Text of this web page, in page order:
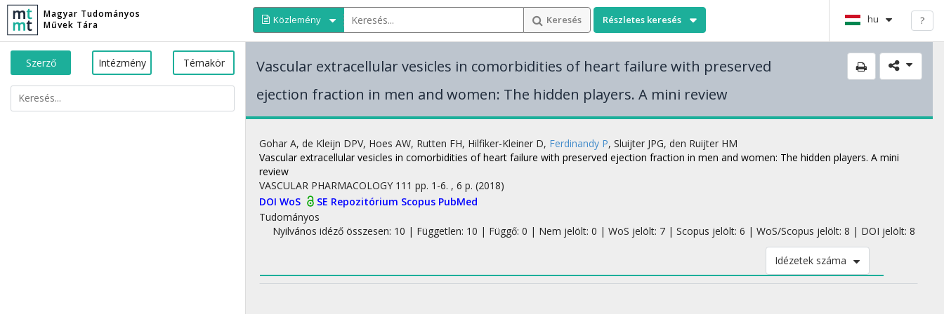
Magyar Tudományos
Művek Tára
Közlemény Keresés Részletes keresés hu ?
Szerző Intézmény Témakör
Vascular extracellular vesicles in comorbidities of heart failure with preserved
ejection fraction in men and women: The hidden players. A mini review
Gohar A, de Kleijn DPV, Hoes AW, Rutten FH, Hilfiker-Kleiner D, Ferdinandy P, Sluijter JPG, den Ruijter HM
Vascular extracellular vesicles in comorbidities of heart failure with preserved ejection fraction in men and women: The hidden players. A mini
review
VASCULAR PHARMACOLOGY 111 pp. 1-6. , 6 p. (2018)
DOI WoS SE Repozitórium Scopus PubMed
Tudományos
Nyilvános idéző összesen: 10 | Független: 10 | Függő: 0 | Nem jelölt: 0 | WoS jelölt: 7 | Scopus jelölt: 6 | WoS/Scopus jelölt: 8 | DOI jelölt: 8
Idézetek száma